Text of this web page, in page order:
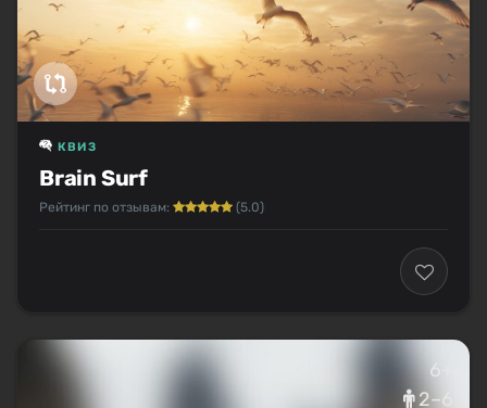
Brain Surf
КВИЗ
Рейтинг по отзывам: (5.0)
6+
2–6